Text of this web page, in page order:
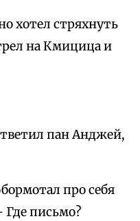
хотел стряхнуть
на Кмицица и
пан Анджей,
про себя
Где письмо?